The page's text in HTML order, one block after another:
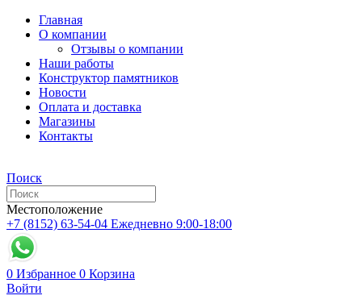
Главная
О компании
Отзывы о компании
Наши работы
Конструктор памятников
Новости
Оплата и доставка
Магазины
Контакты
Поиск
Местоположение
+7 (8152) 63-54-04 Ежедневно 9:00-18:00
0 Избранное 0 Корзина
Войти